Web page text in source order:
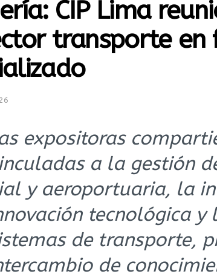
CIP Lima
transporte en
expositoras
a la gestión
y aeroportuaria, la
tecnológica y
de transporte,
de